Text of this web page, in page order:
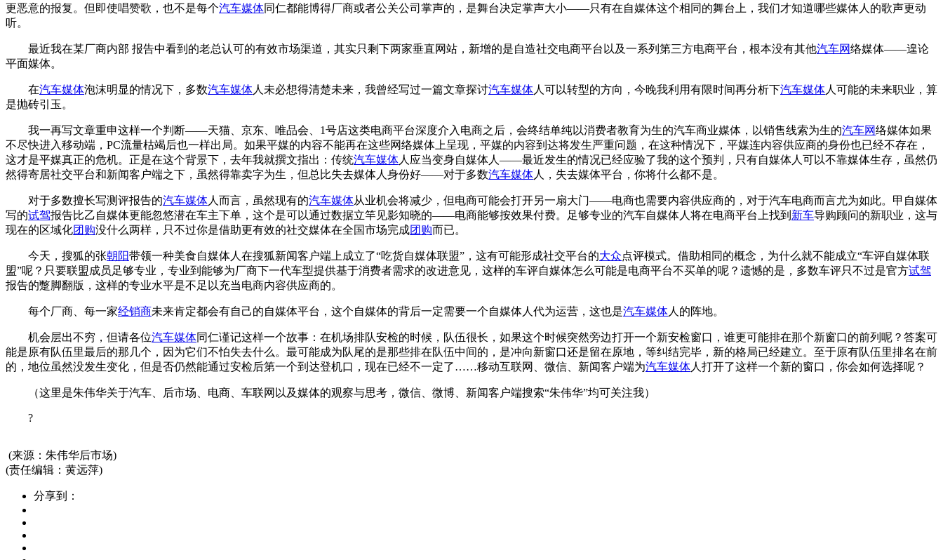
更恶意的报复。但即使唱赞歌，也不是每个汽车媒体同仁都能博得厂商或者公关公司掌声的，是舞台决定掌声大小——只有在自媒体这个相同的舞台上，我们才知道哪些媒体人的歌声更动
听。
最近我在某厂商内部 报告中看到的老总认可的有效市场渠道，其实只剩下两家垂直网站，新增的是自造社交电商平台以及一系列第三方电商平台，根本没有其他汽车网络媒体——遑论
平面媒体。
在汽车媒体泡沫明显的情况下，多数汽车媒体人未必想得清楚未来，我曾经写过一篇文章探讨汽车媒体人可以转型的方向，今晚我利用有限时间再分析下汽车媒体人可能的未来职业，算
是抛砖引玉。
我一再写文章重申这样一个判断——天猫、京东、唯品会、1号店这类电商平台深度介入电商之后，会终结单纯以消费者教育为生的汽车商业媒体，以销售线索为生的汽车网络媒体如果
不尽快进入移动端，PC流量枯竭后也一样出局。如果平媒的内容不能再在这些网络媒体上呈现，平媒的内容到达将发生严重问题，在这种情况下，平媒连内容供应商的身份也已经不存在，
这才是平媒真正的危机。正是在这个背景下，去年我就撰文指出：传统汽车媒体人应当变身自媒体人——最近发生的情况已经应验了我的这个预判，只有自媒体人可以不靠媒体生存，虽然仍
然得寄居社交平台和新闻客户端之下，虽然得靠卖字为生，但总比失去媒体人身份好——对于多数汽车媒体人，失去媒体平台，你将什么都不是。
对于多数擅长写测评报告的汽车媒体人而言，虽然现有的汽车媒体从业机会将减少，但电商可能会打开另一扇大门——电商也需要内容供应商的，对于汽车电商而言尤为如此。甲自媒体
写的试驾报告比乙自媒体更能忽悠潜在车主下单，这个是可以通过数据立竿见影知晓的——电商能够按效果付费。足够专业的汽车自媒体人将在电商平台上找到 新车导购顾问的新职业，这与
现在的区域化团购没什么两样，只不过你是借助更有效的社交媒体在全国市场完成团购而已。
今天，搜狐的张朝阳带领一种美食自媒体人在搜狐新闻客户端上成立了“吃货自媒体联盟”，这有可能形成社交平台的大众点评模式。借助相同的概念，为什么就不能成立“车评自媒体联
盟”呢？只要联盟成员足够专业，专业到能够为厂商下一代车型提供基于消费者需求的改进意见，这样的车评自媒体怎么可能是电商平台不买单的呢？遗憾的是，多数车评只不过是官方试驾
报告的蹩脚翻版，这样的专业水平是不足以充当电商内容供应商的。
每个厂商、每一家经销商未来肯定都会有自己的自媒体平台，这个自媒体的背后一定需要一个自媒体人代为运营，这也是汽车媒体人的阵地。
机会层出不穷，但请各位汽车媒体同仁谨记这样一个故事：在机场排队安检的时候，队伍很长，如果这个时候突然旁边打开一个新安检窗口，谁更可能排在那个新窗口的前列呢？答案可
能是原有队伍里最后的那几个，因为它们不怕失去什么。最可能成为队尾的是那些排在队伍中间的，是冲向新窗口还是留在原地，等纠结完毕，新的格局已经建立。至于原有队伍里排名在前
的，地位虽然没发生变化，但是否仍然能通过安检后第一个到达登机口，现在已经不一定了……移动互联网、微信、新闻客户端为汽车媒体人打开了这样一个新的窗口，你会如何选择呢？
（这里是朱伟华关于汽车、后市场、电商、车联网以及媒体的观察与思考，微信、微博、新闻客户端搜索“朱伟华”均可关注我）
?
(来源：朱伟华后市场)
(责任编辑：黄远萍)
分享到：